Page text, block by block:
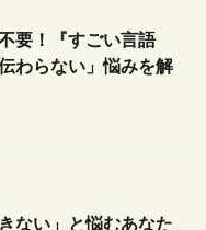
要！『すごい言語
わらない」悩みを解
ない」と悩むあなた